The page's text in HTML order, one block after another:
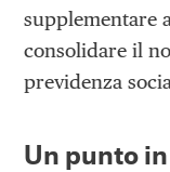
supplementare
consolidare il
previdenza
Un punto